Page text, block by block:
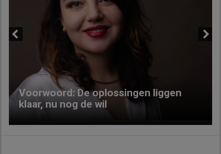
Voorwoord: De oplossingen liggen
klaar, nu nog de wil